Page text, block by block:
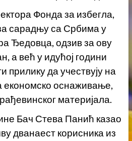
Фонда за избегла,
сарадњу са Србима у
Ђедовца, одзив за ову
а већ у идућој години
прилику да учествују на
економско оснаживање,
материјала.
Бач Стева Панић казао
дванаест корисника из